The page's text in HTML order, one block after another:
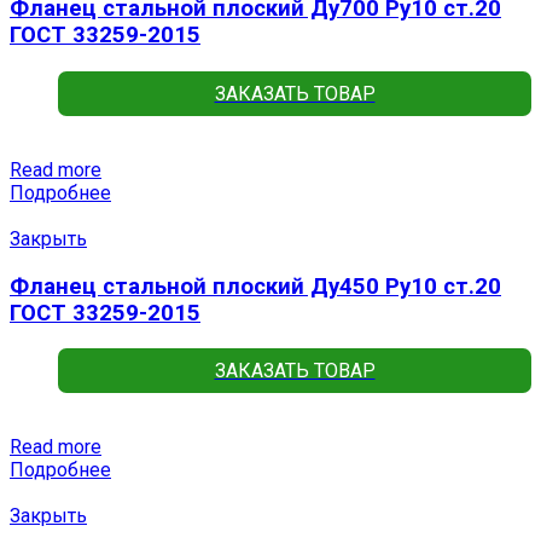
Фланец стальной плоский Ду700 Ру10 ст.20
ГОСТ 33259-2015
ЗАКАЗАТЬ ТОВАР
Read more
Подробнее
Закрыть
Фланец стальной плоский Ду450 Ру10 ст.20
ГОСТ 33259-2015
ЗАКАЗАТЬ ТОВАР
Read more
Подробнее
Закрыть